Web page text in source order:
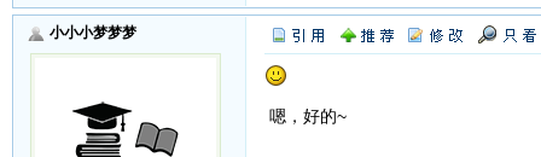
小小小梦梦梦
嗯，好的~